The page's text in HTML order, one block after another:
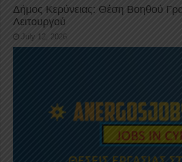
Δήμος Κερύνειας: Θέση Βοηθού
Λειτουργού
July 12, 2026